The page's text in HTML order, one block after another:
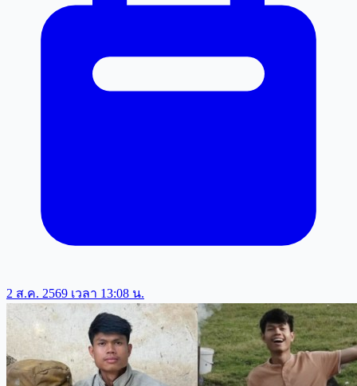
2 ส.ค. 2569 เวลา 13:08 น.